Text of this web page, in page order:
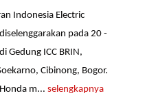
Indonesia Electric
pada 20 -
Gedung ICC BRIN,
Cibinong, Bogor.
m...selengkapnya